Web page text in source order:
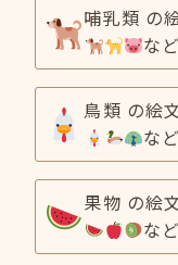
哺乳類 の
な
鳥類 の絵
な
果物 の絵
な